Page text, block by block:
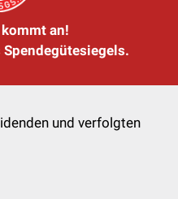
an!
und verfolgten